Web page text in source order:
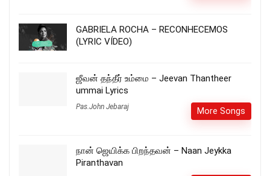
GABRIELA ROCHA – RECONHECEMOS
(LYRIC VÍDEO)
ஜீவன் தந்தீர் உம்மை – Jeevan Thantheer
ummai Lyrics
Pas.John Jebaraj More Songs
நான் ஜெயிக்க பிறந்தவன் – Naan Jeykka
Piranthavan